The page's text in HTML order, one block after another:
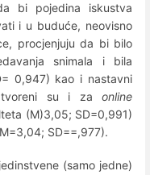
bi pojedina iskustva
i u buduće, neovisno
procjenjuju da bi bilo
snimala i bila
0,947) kao i nastavni
su i za online
(M)3,05; SD=0,991)
SD==,977).
(samo jedne)